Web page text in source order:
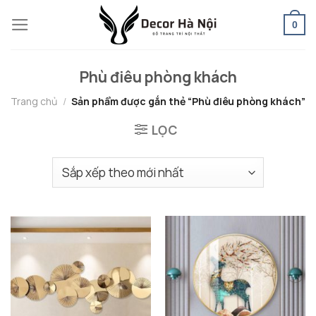
to
0
Phù điêu phòng khách
Trang chủ / Sản phẩm được gắn thẻ “Phù điêu phòng khách”
LỌC